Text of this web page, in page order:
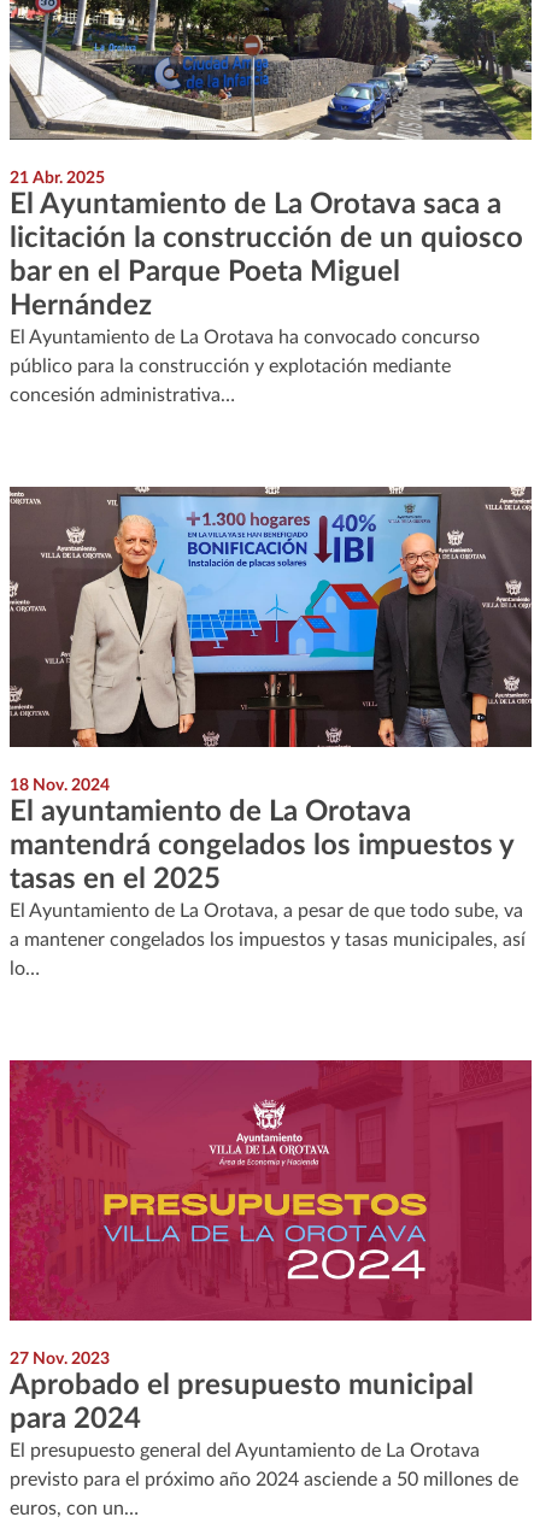
21 Abr. 2025
El Ayuntamiento de La Orotava saca a
licitación la construcción de un quiosco
bar en el Parque Poeta Miguel
Hernández
El Ayuntamiento de La Orotava ha convocado concurso
público para la construcción y explotación mediante
concesión administrativa…
18 Nov. 2024
El ayuntamiento de La Orotava
mantendrá congelados los impuestos y
tasas en el 2025
El Ayuntamiento de La Orotava, a pesar de que todo sube, va
a mantener congelados los impuestos y tasas municipales, así
lo…
27 Nov. 2023
Aprobado el presupuesto municipal
para 2024
El presupuesto general del Ayuntamiento de La Orotava
previsto para el próximo año 2024 asciende a 50 millones de
euros, con un…